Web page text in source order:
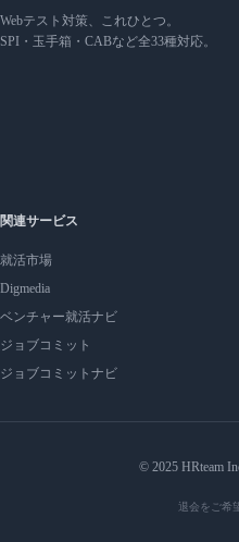
Webテスト対策、これひとつ。
SPI・玉手箱・CABなど全33種対応。
関連サービス
就活市場
Digmedia
ベンチャー就活ナビ
ジョブコミット
ジョブコミットナビ
© 2025 HRteam
退会をご希